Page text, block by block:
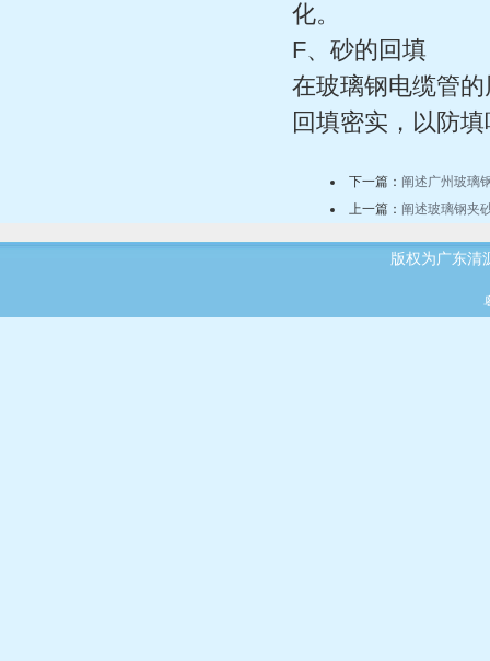
化。
F、砂的回填
在玻璃钢电缆管
回填密实，以防
下一篇： 阐述广州玻璃
上一篇： 阐述玻璃钢夹
版权为广东清